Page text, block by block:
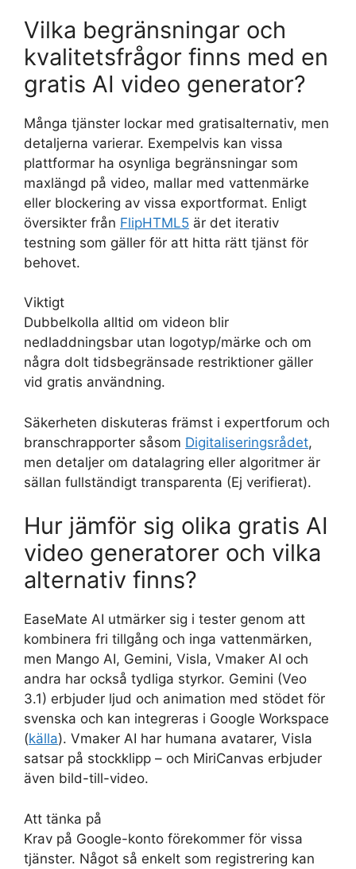
Vilka begränsningar och
kvalitetsfrågor finns med en
gratis AI video generator?
Många tjänster lockar med gratisalternativ, men
detaljerna varierar. Exempelvis kan vissa
plattformar ha osynliga begränsningar som
maxlängd på video, mallar med vattenmärke
eller blockering av vissa exportformat. Enligt
översikter från FlipHTML5 är det iterativ
testning som gäller för att hitta rätt tjänst för
behovet.
Viktigt
Dubbelkolla alltid om videon blir
nedladdningsbar utan logotyp/märke och om
några dolt tidsbegränsade restriktioner gäller
vid gratis användning.
Säkerheten diskuteras främst i expertforum och
branschrapporter såsom Digitaliseringsrådet,
men detaljer om datalagring eller algoritmer är
sällan fullständigt transparenta (Ej verifierat).
Hur jämför sig olika gratis AI
video generatorer och vilka
alternativ finns?
EaseMate AI utmärker sig i tester genom att
kombinera fri tillgång och inga vattenmärken,
men Mango AI, Gemini, Visla, Vmaker AI och
andra har också tydliga styrkor. Gemini (Veo
3.1) erbjuder ljud och animation med stödet för
svenska och kan integreras i Google Workspace
(källa). Vmaker AI har humana avatarer, Visla
satsar på stockklipp – och MiriCanvas erbjuder
även bild-till-video.
Att tänka på
Krav på Google-konto förekommer för vissa
tjänster. Något så enkelt som registrering kan